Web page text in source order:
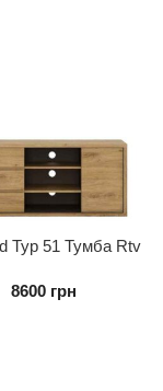
Typ 51 Тумба Rtv
8600 грн